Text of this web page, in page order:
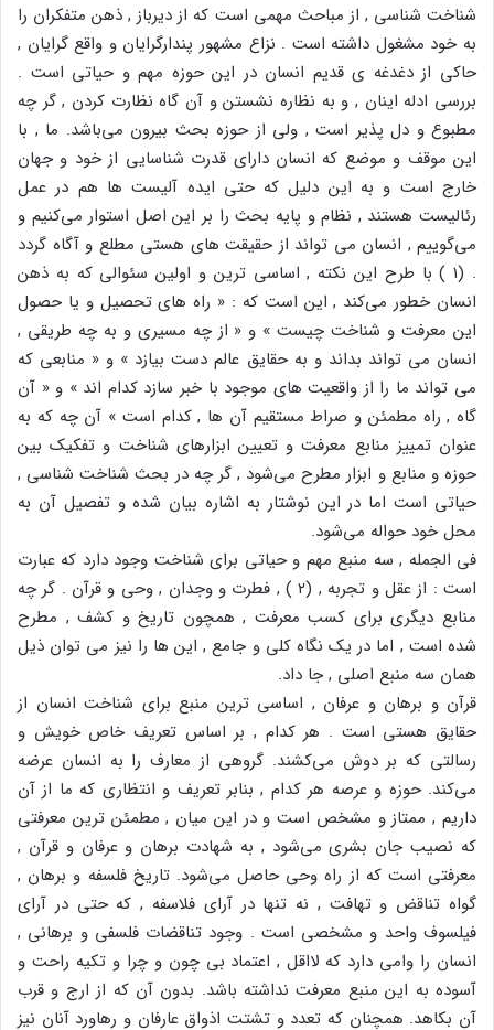
شناخت شناسی , از مباحث مهمی است که از دیرباز , ذهن متفکران را
به خود مشغول داشته است . نزاع مشهور پندارگرایان و واقع گرایان ,
حاکی از دغدغه ی قدیم انسان در این حوزه مهم و حیاتی است .
بررسی ادله اینان , و به نظاره نشستن و آن گاه نظارت کردن , گر چه
مطبوع و دل پذیر است , ولی از حوزه بحث بیرون می‌باشد. ما , با
این موقف و موضع که انسان دارای قدرت شناسایی از خود و جهان
خارج است و به این دلیل که حتی ایده آلیست ها هم در عمل
رئالیست هستند , نظام و پایه بحث را بر این اصل استوار می‌کنیم و
می‌گوییم , انسان می تواند از حقیقت های هستی مطلع و آگاه گردد
. (۱ ) با طرح این نکته , اساسی ترین و اولین سئوالی که به ذهن
انسان خطور می‌کند , این است که : « راه های تحصیل و یا حصول
این معرفت و شناخت چیست » و « از چه مسیری و به چه طریقی ,
انسان می تواند بداند و به حقایق عالم دست بیازد » و « منابعی که
می تواند ما را از واقعیت های موجود با خبر سازد کدام اند » و « آن
گاه , راه مطمئن و صراط مستقیم آن ها , کدام است » آن چه که به
عنوان تمییز منابع معرفت و تعیین ابزارهای شناخت و تفکیک بین
حوزه و منابع و ابزار مطرح می‌شود , گر چه در بحث شناخت شناسی ,
حیاتی است اما در این نوشتار به اشاره بیان شده و تفصیل آن به
محل خود حواله می‌شود.
فی الجمله , سه منبع مهم و حیاتی برای شناخت وجود دارد که عبارت
است : از عقل و تجربه , (۲ ) , فطرت و وجدان , وحی و قرآن . گر چه
منابع دیگری برای کسب معرفت , همچون تاریخ و کشف , مطرح
شده است , اما در یک نگاه کلی و جامع , این ها را نیز می توان ذیل
همان سه منبع اصلی , جا داد.
قرآن و برهان و عرفان , اساسی ترین منبع برای شناخت انسان از
حقایق هستی است . هر کدام , بر اساس تعریف خاص خویش و
رسالتی که بر دوش می‌کشند. گروهی از معارف را به انسان عرضه
می‌کند. حوزه و عرصه هر کدام , بنابر تعریف و انتظاری که ما از آن
داریم , ممتاز و مشخص است و در این میان , مطمئن ترین معرفتی
که نصیب جان بشری می‌شود , به شهادت برهان و عرفان و قرآن ,
معرفتی است که از راه وحی حاصل می‌شود. تاریخ فلسفه و برهان ,
گواه تناقض و تهافت , نه تنها در آرای فلاسفه , که حتی در آرای
فیلسوف واحد و مشخصی است . وجود تناقضات فلسفی و برهانی ,
انسان را وامی دارد که لااقل , اعتماد بی چون و چرا و تکیه راحت و
آسوده به این منبع معرفت نداشته باشد. بدون آن که از ارج و قرب
آن بکاهد. همچنان که تعدد و تشتت اذواق عارفان و رهاورد آنان نیز